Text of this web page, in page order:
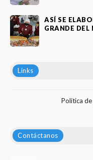
ASÍ SE
GRANDE DEL
Links
Política
Contáctanos